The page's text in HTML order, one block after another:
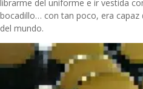
librarme del uniforme e ir vestida
bocadillo… con tan poco, era
del mundo.